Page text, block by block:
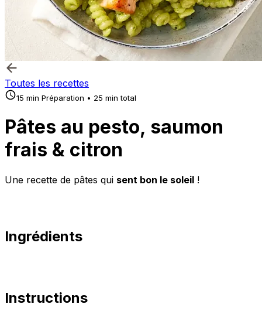
Toutes les recettes
15 min Préparation • 25 min total
Pâtes au pesto, saumon
frais & citron
Une recette de pâtes qui sent bon le soleil !
Ingrédients
Instructions